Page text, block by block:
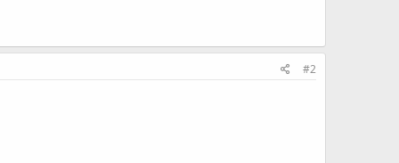
#2